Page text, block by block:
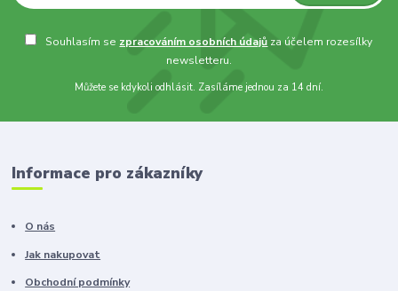
Souhlasím se zpracováním osobních údajů za účelem rozesílky
newsletteru.
Můžete se kdykoli odhlásit. Zasíláme jednou za 14 dní.
Informace pro zákazníky
O nás
Jak nakupovat
Obchodní podmínky